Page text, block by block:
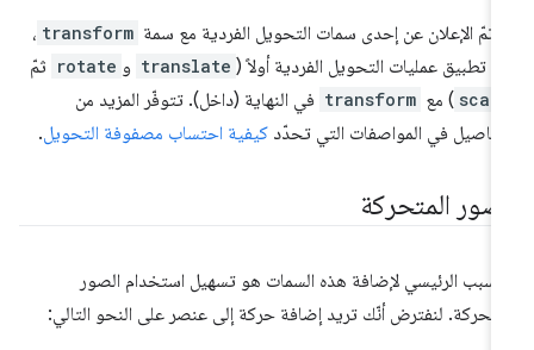
تمّ الإعلان عن إحدى سمات التحويل الفردية مع سمة transform ،
تطبيق عمليات التحويل الفردية أولاً ( translate و rotate ثمّ
) مع transform في النهاية (داخل). تتوفّر المزيد من
في المواصفات التي تحدّدكيفية احتساب مصفوفة التحويل.
المتحركة
الرئيسي لإضافة هذه السمات هو تسهيل استخدام الصور
لنفترض أنّك تريد إضافة حركة إلى عنصر على النحو التالي: